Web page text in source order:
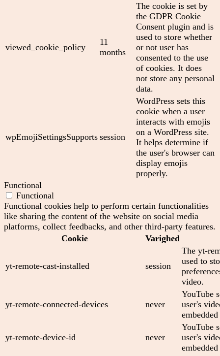
viewed_cookie_policy
11
months
The cookie is set by
the GDPR Cookie
Consent plugin and is
used to store whether
or not user has
consented to the use
of cookies. It does
not store any personal
data.
wpEmojiSettingsSupports session
WordPress sets this
cookie when a user
interacts with emojis
on a WordPress site.
It helps determine if
the user's browser can
display emojis
properly.
Functional
Functional
Functional cookies help to perform certain functionalities
like sharing the content of the website on social media
platforms, collect feedbacks, and other third-party features.
Cookie
Varighed
yt-remote-cast-installed session
The yt-
used to
video.
yt-remote-connected-devices never
YouTube
user's
yt-remote-device-id never
YouTube
user's